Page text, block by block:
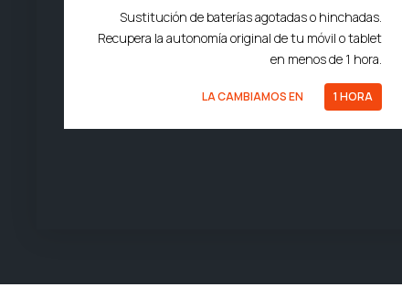
Sustitución de baterías agotadas o hinchadas.
Recupera la autonomía original de tu móvil o tablet
en menos de 1 hora.
LA CAMBIAMOS EN 1 HORA